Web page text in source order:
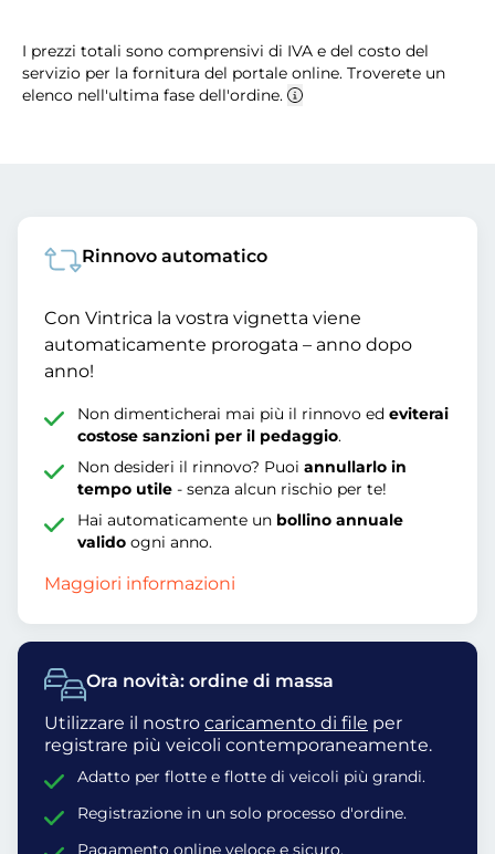
I prezzi totali sono comprensivi di IVA e del costo del
servizio per la fornitura del portale online. Troverete un
elenco nell'ultima fase dell'ordine.
Ora novità: ordine di massa
Utilizzare il nostro caricamento di file per
registrare più veicoli contemporaneamente.
Adatto per flotte e flotte di veicoli più grandi.
Registrazione in un solo processo d'ordine.
Pagamento online veloce e sicuro.
Rinnovo automatico
Con Vintrica la vostra vignetta viene
automaticamente prorogata – anno dopo
anno!
Non dimenticherai mai più il rinnovo edeviterai
costose sanzioni per il pedaggio.
Non desideri il rinnovo? Puoiannullarlo in
tempo utile - senza alcun rischio per te!
Hai automaticamente un bollino annuale
valido ogni anno.
Maggiori informazioni